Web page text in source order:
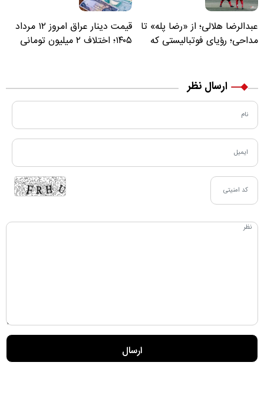
عبدالرضا هلالی؛ از «رضا پله» تا
مداحی؛ رؤیای فوتبالیستی که
قیمت دینار عراق امروز ۱۲ مرداد
۱۴۰۵؛ اختلاف ۲ میلیون تومانی
ارسال نظر